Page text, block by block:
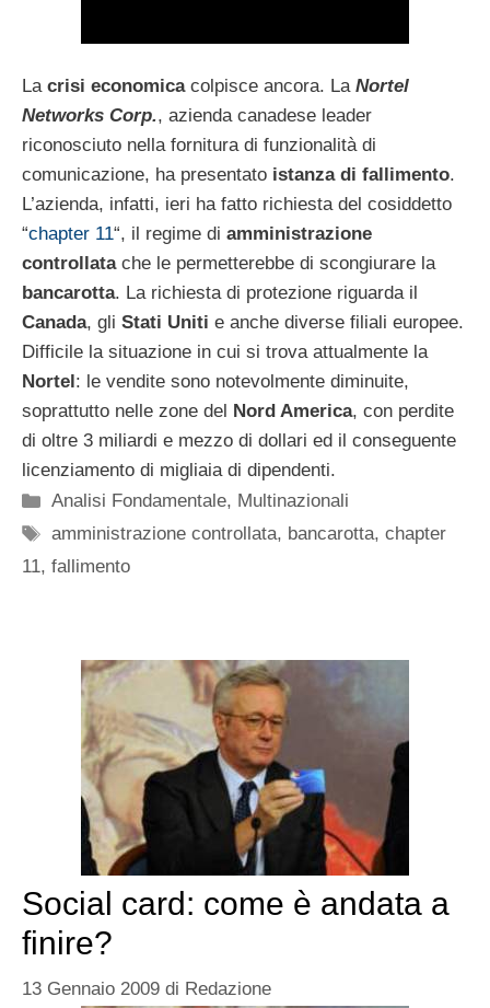
La crisi economicacolpisce ancora. La Nortel
Networks Corp., azienda canadese leader
riconosciuto nella fornitura di funzionalità di
comunicazione, ha presentato istanza di fallimento.
L’azienda, infatti, ieri ha fatto richiesta del cosiddetto
“chapter 11“, il regime di amministrazione
controllatache le permetterebbe di scongiurare la
bancarotta. La richiesta di protezione riguarda il
Canada, gli Stati Uniti e anche diverse filiali europee.
Difficile la situazione in cui si trova attualmente la
Nortel : le vendite sono notevolmente diminuite,
soprattutto nelle zone del
Nord America, con perdite
di oltre 3 miliardi e mezzo di dollari ed il conseguente
licenziamento di migliaia di dipendenti.
Categorie
Analisi Fondamentale, Multinazionali
Tag
amministrazione controllata, bancarotta,chapter
11, fallimento
Social card: come è andata a
finire?
13 Gennaio 2009 di Redazione